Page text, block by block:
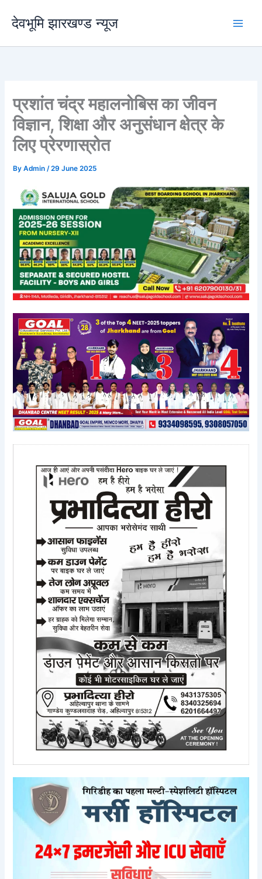
content
देवभूमि झारखण्ड न्यूज
प्रशांत चंद्र महालनोबिस का जीवन
विज्ञान, शिक्षा और अनुसंधान क्षेत्र के
लिए प्रेरणास्रोत
ByAdmin/29 June 2025